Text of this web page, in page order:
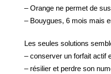
– Orange ne permet de
– Bouygues, 6 mois mais
Les seules solutions
– conserver un forfait actif
– résilier et perdre son